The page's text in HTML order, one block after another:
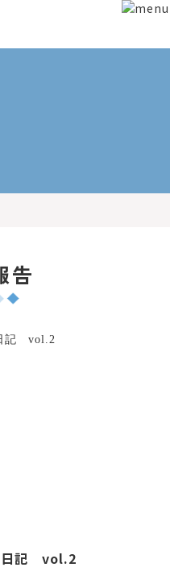
告
日記 vol.2